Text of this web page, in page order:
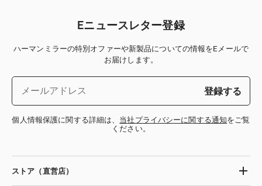
Eニュースレター登録
ハーマンミラーの特別オファーや新製品についての情報をEメールで
お届けします。
登録する
個人情報保護に関する詳細は、 当社プライバシーに関する通知をご覧
ください。
ストア（直営店）